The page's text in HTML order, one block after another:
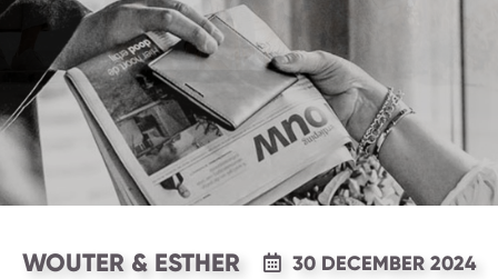
WOUTER & ESTHER 30 DECEMBER 2024